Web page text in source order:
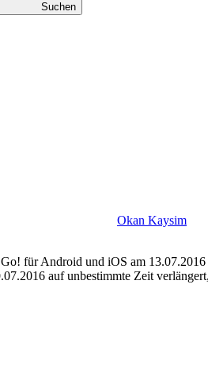
Suchen
Okan Kaysim
für Android und iOS am
auf unbestimmte Zeit